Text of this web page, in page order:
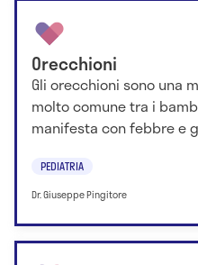
Orecchioni
Gli orecchioni sono una
molto comune tra i
manifesta con febbre e
PEDIATRIA
Dr. Giuseppe Pingitore